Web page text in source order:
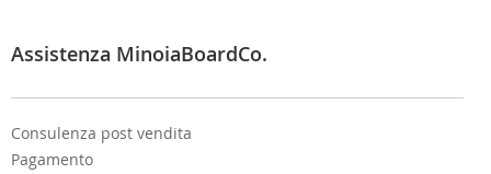
e
:
Assistenza MinoiaBoardCo.
Consulenza post vendita
Pagamento